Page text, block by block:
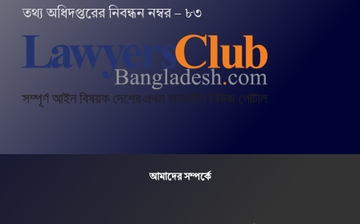
তথ‌্য অ‌ধিদপ্ত‌রের নিবন্ধন নম্বর – ৮৩
আমাদের সম্পর্কে